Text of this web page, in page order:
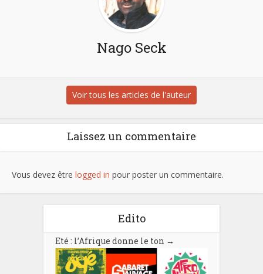
Nago Seck
Voir tous les articles de l'auteur
Laissez un commentaire
Vous devez être logged in pour poster un commentaire.
Edito
Eté : l’Afrique donne le ton →